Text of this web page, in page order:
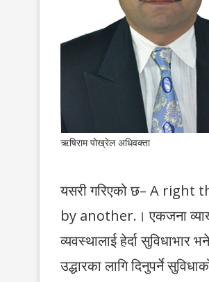
ऋषिराम पोख्रेल अधिवक्ता
यसरी गरिएको छ– A
by another.। एकजना
व्यवस्थालाई हेर्दा
उद्धारका लागि दिनुपर्ने